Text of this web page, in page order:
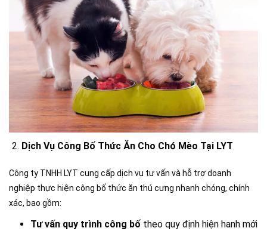
Dịch Vụ Công Bố Thức Ăn Cho Chó Mèo Tại LYT
Công ty TNHH LYT cung cấp dịch vụ tư vấn và hỗ trợ doanh
nghiệp thực hiện công bố thức ăn thú cưng nhanh chóng, chính
xác, bao gồm:
Tư vấn quy trình công bố theo quy định hiện hanh mới